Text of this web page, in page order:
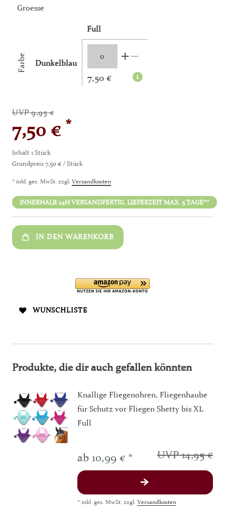
Groesse
Full
Farbe Dunkelblau
7,50 €
UVP 9,95 €
7,50 € *
Inhalt1 Stück
Grundpreis7,50 € / Stück
* inkl. ges. MwSt. zzgl. Versandkosten
INNERHALB 24H VERSANDFERTIG. LIEFERZEIT MAX. 5 TAGE**
IN DEN WARENKORB
WUNSCHLISTE
Produkte, die dir auch gefallen könnten
Knallige Fliegenohren, Fliegenhaube
für Schutz vor Fliegen Shetty bis XL
Full
UVP 14,95 €
ab 10,99 € *
* inkl. ges. MwSt. zzgl. Versandkosten